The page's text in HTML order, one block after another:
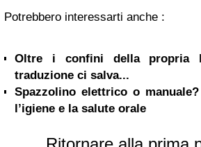
Potrebbero interessarti anche :
Oltre i confini della propria
traduzione ci salva...
Spazzolino elettrico o
l’igiene e la salute orale